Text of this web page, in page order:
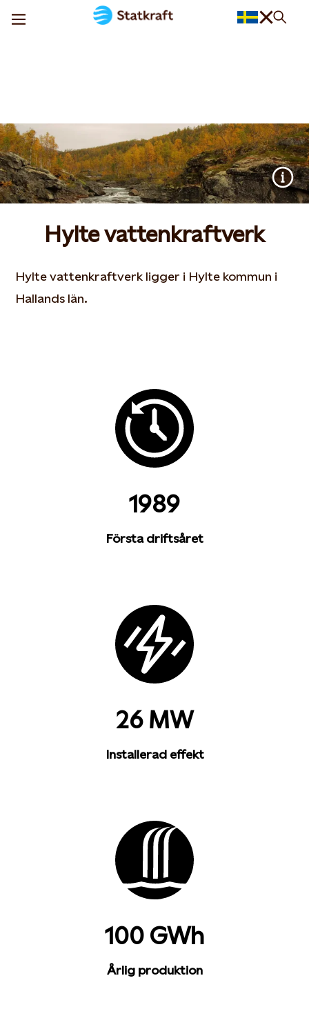
Hylte vattenkraftverk
Hylte vattenkraftverk ligger i Hylte kommun i
Hallands län.
1989
Första driftsåret
26 MW
Installerad effekt
100 GWh
Årlig produktion